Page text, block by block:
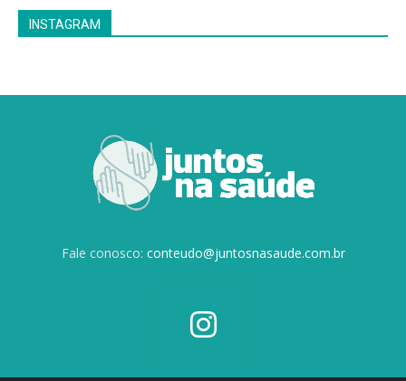
INSTAGRAM
Fale conosco: conteudo@juntosnasaude.com.br